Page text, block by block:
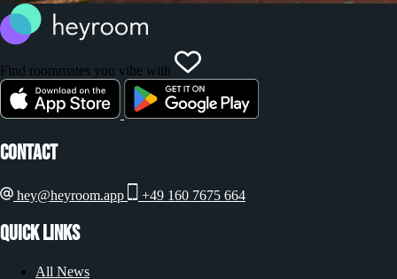
Find roommates you vibe with
Contact
hey@heyroom.app +49 160 7675 664
Quick Links
All News